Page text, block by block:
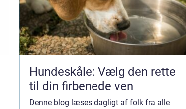
Hundeskåle: Vælg den rette
til din firbenede ven
Denne blog læses dagligt af folk fra alle